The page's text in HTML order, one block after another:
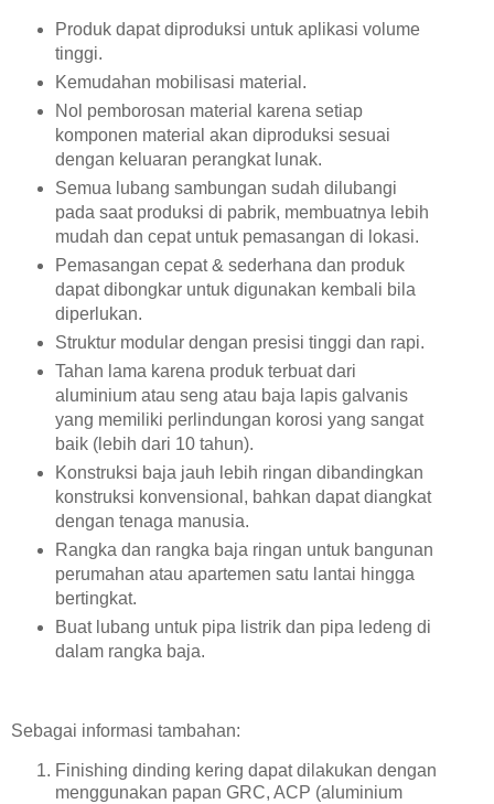
Produk dapat diproduksi untuk aplikasi volume
tinggi.
Kemudahan mobilisasi material.
Nol pemborosan material karena setiap
komponen material akan diproduksi sesuai
dengan keluaran perangkat lunak.
Semua lubang sambungan sudah dilubangi
pada saat produksi di pabrik, membuatnya lebih
mudah dan cepat untuk pemasangan di lokasi.
Pemasangan cepat & sederhana dan produk
dapat dibongkar untuk digunakan kembali bila
diperlukan.
Struktur modular dengan presisi tinggi dan rapi.
Tahan lama karena produk terbuat dari
aluminium atau seng atau baja lapis galvanis
yang memiliki perlindungan korosi yang sangat
baik (lebih dari 10 tahun).
Konstruksi baja jauh lebih ringan dibandingkan
konstruksi konvensional, bahkan dapat diangkat
dengan tenaga manusia.
Rangka dan rangka baja ringan untuk bangunan
perumahan atau apartemen satu lantai hingga
bertingkat.
Buat lubang untuk pipa listrik dan pipa ledeng di
dalam rangka baja.
Sebagai informasi tambahan:
Finishing dinding kering dapat dilakukan dengan
menggunakan papan GRC, ACP (aluminium